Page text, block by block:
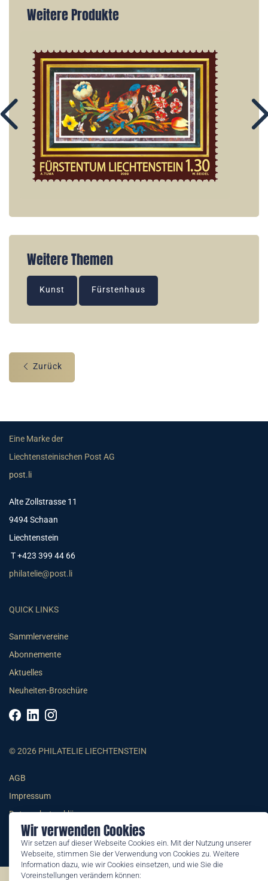
Wir verwenden Cookies
Wir setzen auf dieser Webseite Cookies ein. Mit der Nutzung unserer
Webseite, stimmen Sie der Verwendung von Cookies zu. Weitere
Information dazu, wie wir Cookies einsetzen, und wie Sie die
Voreinstellungen verändern können:
Weitere Produkte
Weitere Themen
Kunst Fürstenhaus
Zurück
Eine Marke der
Liechtensteinischen Post AG
post.li
Alte Zollstrasse 11
9494 Schaan
Liechtenstein
T +423 399 44 66
philatelie@post.li
QUICK LINKS
Sammlervereine
Abonnemente
Aktuelles
Neuheiten-Broschüre
© 2026 PHILATELIE LIECHTENSTEIN
AGB
Impressum
Datenschutzerklärung